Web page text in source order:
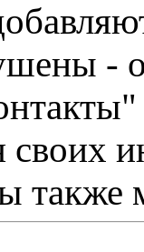
-
также